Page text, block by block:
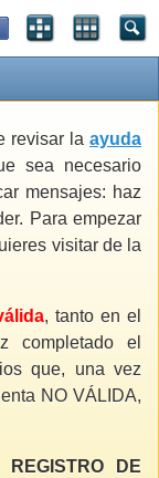
revisar la ayuda
sea necesario
mensajes: haz
Para empezar
visitar de la
, tanto en el
completado el
que, una vez
NO VÁLIDA,
DE